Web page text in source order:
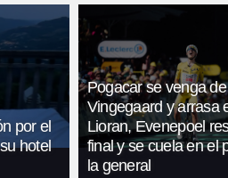
por el
hotel
Pogacar se venga de
Vingegaard y arrasa
Lioran, Evenepoel
final y se cuela en el
la general